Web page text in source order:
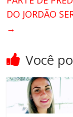
DO JORDÃO
→
Você